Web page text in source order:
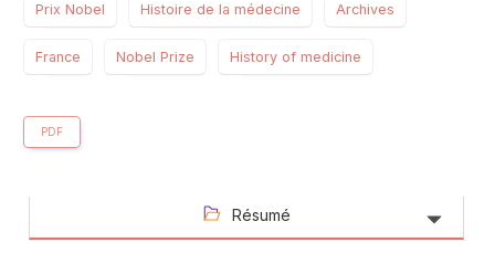
Prix Nobel Histoire de la médecine Archives
France Nobel Prize History of medicine
PDF
Résumé